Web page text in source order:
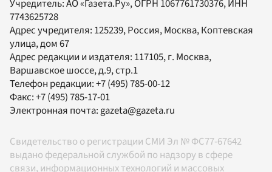
Учредитель:АО «Газета.Ру», ОГРН 1067761730376, ИНН
7743625728
Адрес учредителя: 125239, Россия, Москва, Коптевская
улица, дом 67
Адрес редакции и издателя: 117105, г. Москва,
Варшавское шоссе, д.9, стр.1
Телефон редакции:+7 (495) 785-00-12
Факс:+7 (495) 785-17-01
Электронная почта:gazeta@gazeta.ru
Свидетельство о регистрации СМИ Эл № ФС77-67642
выдано федеральной службой по надзору в сфере
связи, информационных технологий и массовых